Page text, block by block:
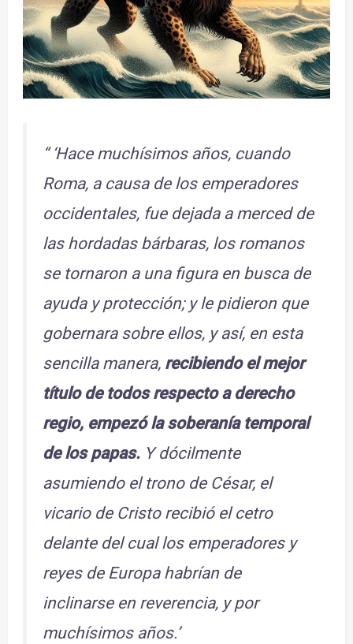
“ ‘Hace muchísimos años, cuando
Roma, a causa de los emperadores
occidentales, fue dejada a merced de
las hordadas bárbaras, los romanos
se tornaron a una figura en busca de
ayuda y protección; y le pidieron que
gobernara sobre ellos, y así, en esta
sencilla manera, recibiendo el mejor
título de todos respecto a derecho
regio, empezó la soberanía temporal
de los papas. Y dócilmente
asumiendo el trono de César, el
vicario de Cristo recibió el cetro
delante del cual los emperadores y
reyes de Europa habrían de
inclinarse en reverencia, y por
muchísimos años.’